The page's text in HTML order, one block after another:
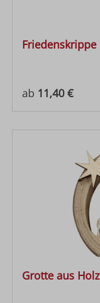
Friedenskrippe
Regulärer Preis:
ab 11,40 €
Grotte aus Holz